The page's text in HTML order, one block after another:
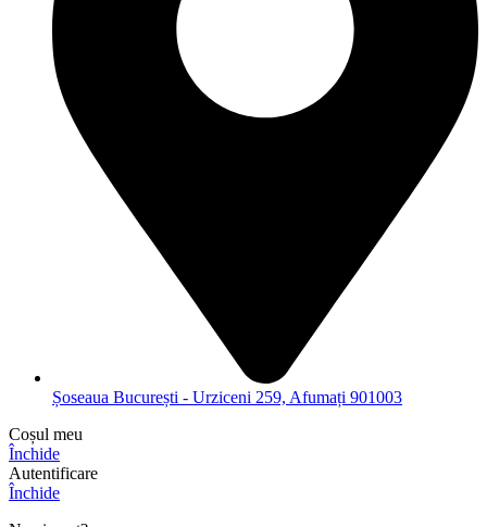
Șoseaua București - Urziceni 259, Afumați 901003
Coșul meu
Închide
Autentificare
Închide